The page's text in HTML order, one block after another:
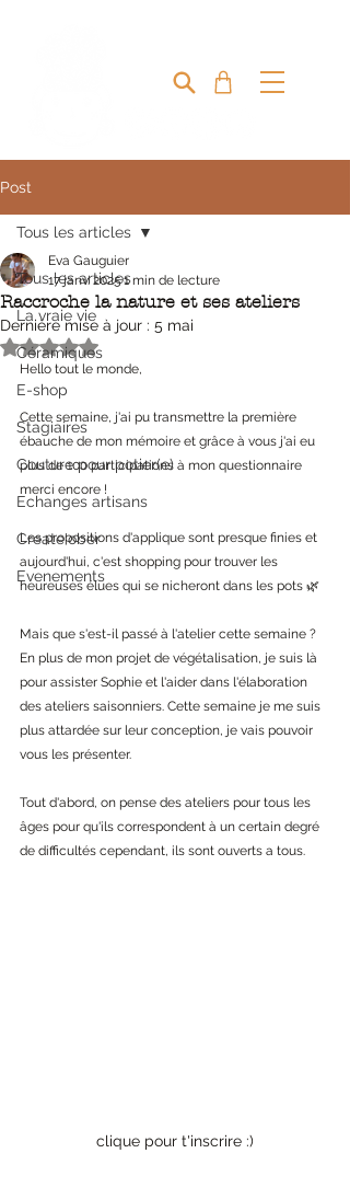
Post
Tous les articles
La vraie vie
Céramiques
E-shop
Stagiaires
Couture pour potier(e)
Echanges artisans
Create'ober
Evenements
Tous les articles
Raccroche la nature et ses ateliers
Eva Gauguier
17 janv. 20251 min de lecture
Dernière mise à jour : 5 mai
Noté NaN étoiles sur 5.
Hello tout le monde,
Cette semaine, j'ai pu transmettre la première
ébauche de mon mémoire et grâce à vous j'ai eu
plus de 100 participations à mon questionnaire
merci encore !
Les propositions d'applique sont presque finies et
aujourd'hui, c'est shopping pour trouver les
heureuses élues qui se nicheront dans les pots 🌿
Mais que s'est-il passé à l'atelier cette semaine ?
En plus de mon projet de végétalisation, je suis là
pour assister Sophie et l'aider dans l'élaboration
des ateliers saisonniers. Cette semaine je me suis
plus attardée sur leur conception, je vais pouvoir
vous les présenter.
Tout d'abord, on pense des ateliers pour tous les
âges pour qu'ils correspondent à un certain degré
de difficultés cependant, ils sont ouverts a tous.
clique pour t'inscrire :)